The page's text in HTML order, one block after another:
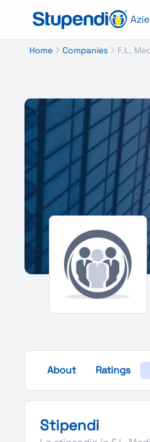
Home Companies F.L.
About Ratings
Stipendi